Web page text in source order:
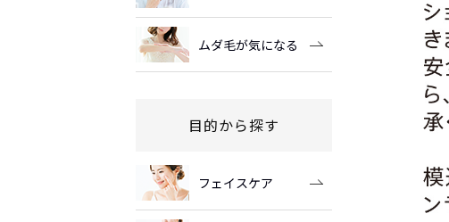
ムダ毛が気になる
目的から探す
フェイスケア